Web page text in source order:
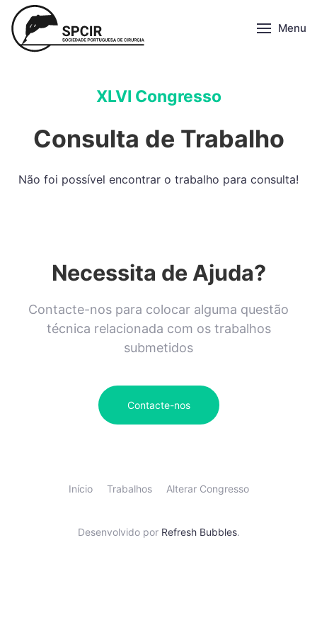
Menu
XLVI Congresso
Consulta de Trabalho
Não foi possível encontrar o trabalho para consulta!
Necessita de Ajuda?
Contacte-nos para colocar alguma questão
técnica relacionada com os trabalhos
submetidos
Contacte-nos
Início Trabalhos Alterar Congresso
Desenvolvido por Refresh Bubbles.